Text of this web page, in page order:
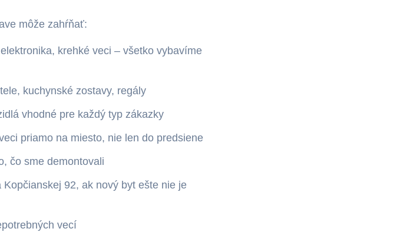
môže zahŕňať:
krehké veci – všetko vybavíme
kuchynské zostavy, regály
vhodné pre každý typ zákazky
priamo na miesto, nie len do predsiene
čo sme demontovali
92, ak nový byt ešte nie je
vecí